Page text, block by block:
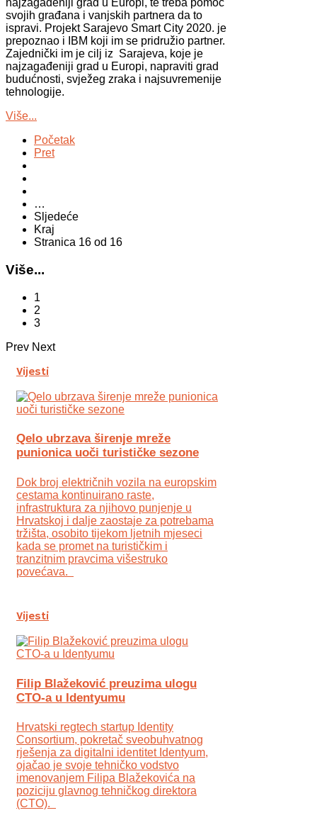
najzagađeniji grad u Europi, te treba pomoć
svojih građana i vanjskih partnera da to
ispravi. Projekt Sarajevo Smart City 2020. je
prepoznao i IBM koji im se pridružio partner.
Zajednički im je cilj iz Sarajeva, koje je
najzagađeniji grad u Europi, napraviti grad
budućnosti, svježeg zraka i najsuvremenije
tehnologije.
Više...
Početak
Pret
…
Sljedeće
Kraj
Stranica 16 od 16
Više...
1
2
3
Prev Next
Vijesti
Qelo ubrzava širenje mreže
punionica uoči turističke sezone
Dok broj električnih vozila na europskim
cestama kontinuirano raste,
infrastruktura za njihovo punjenje u
Hrvatskoj i dalje zaostaje za potrebama
tržišta, osobito tijekom ljetnih mjeseci
kada se promet na turističkim i
tranzitnim pravcima višestruko
povećava.
Vijesti
Filip Blažeković preuzima ulogu
CTO-a u Identyumu
Hrvatski regtech startup Identity
Consortium, pokretač sveobuhvatnog
rješenja za digitalni identitet Identyum,
ojаčao je svoje tehničko vodstvo
imenovanjem Filipa Blažekovića na
poziciju glavnog tehničkog direktora
(CTO).